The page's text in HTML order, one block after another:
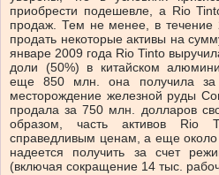
приобрести подешевле, а Rio
продаж. Тем не менее, в течение
продать некоторые активы на
январе 2009 года Rio Tinto
доли (50%) в китайском
еще 850 млн. она получила за
месторождение железной руды
продала за 750 млн. долларов
образом, часть активов Rio
справедливым ценам, а еще
надеется получить за счет
(включая сокращение 14 тыс.